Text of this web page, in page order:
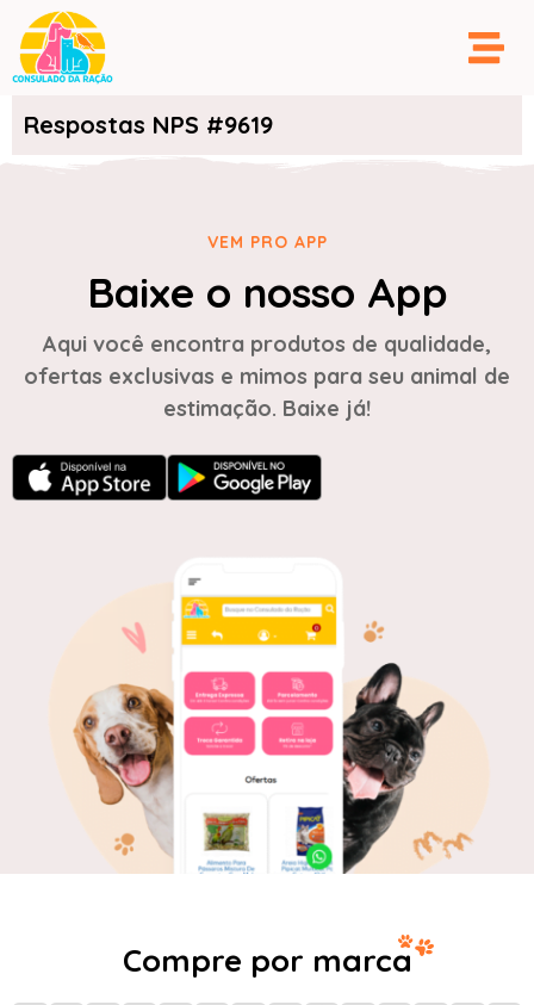
Respostas NPS #9619
VEM PRO APP
Baixe o nosso App
Aqui você encontra produtos de qualidade,
ofertas exclusivas e mimos para seu animal de
estimação. Baixe já!
Compre por marca